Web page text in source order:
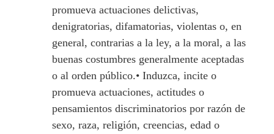
promueva actuaciones delictivas,
denigratorias, difamatorias, violentas o, en
general, contrarias a la ley, a la moral, a las
buenas costumbres generalmente aceptadas
o al orden público.• Induzca, incite o
promueva actuaciones, actitudes o
pensamientos discriminatorios por razón de
sexo, raza, religión, creencias, edad o